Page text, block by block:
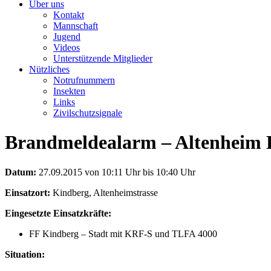
Über uns
Kontakt
Mannschaft
Jugend
Videos
Unterstützende Mitglieder
Nützliches
Notrufnummern
Insekten
Links
Zivilschutzsignale
Brandmeldealarm – Altenheim
Datum: 27.09.2015 von 10:11 Uhr bis 10:40 Uhr
Einsatzort: Kindberg, Altenheimstrasse
Eingesetzte Einsatzkräfte:
FF Kindberg – Stadt mit KRF-S und TLFA 4000
Situation: